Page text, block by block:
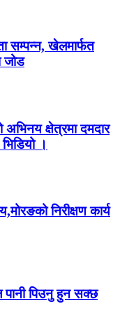
सम्पन्न, खेलमार्फत
जोड
क्षेत्रमा दमदार
।
निरीक्षण कार्य
पानी पिउनु हुन सक्छ